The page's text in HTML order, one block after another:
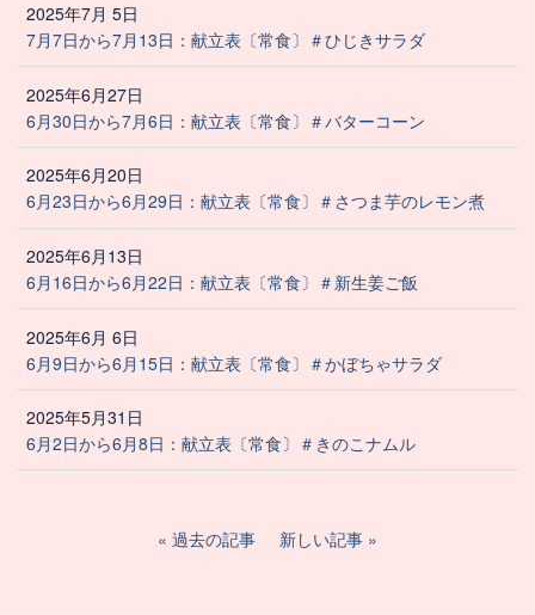
2025年7月 5日
7月7日から7月13日：献立表〔常食〕＃ひじきサラダ
2025年6月27日
6月30日から7月6日：献立表〔常食〕＃バターコーン
2025年6月20日
6月23日から6月29日：献立表〔常食〕＃さつま芋のレモン煮
2025年6月13日
6月16日から6月22日：献立表〔常食〕＃新生姜ご飯
2025年6月 6日
6月9日から6月15日：献立表〔常食〕＃かぼちゃサラダ
2025年5月31日
6月2日から6月8日：献立表〔常食〕＃きのこナムル
過去の記事 新しい記事